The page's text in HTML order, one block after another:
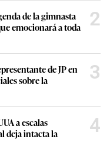
de la gimnasta
emocionará a toda
2
de JP en
sobre la
3
a escalas
deja intacta la
4